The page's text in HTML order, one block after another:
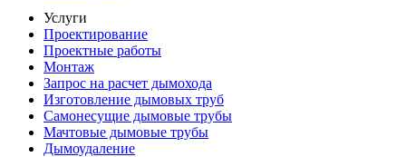
Услуги
Проектирование
Проектные работы
Монтаж
Запрос на расчет дымохода
Изготовление дымовых труб
Самонесущие дымовые трубы
Мачтовые дымовые трубы
Дымоудаление